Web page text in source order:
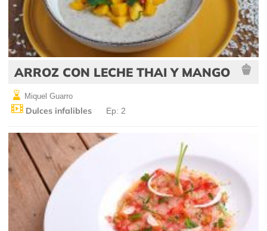
ARROZ CON LECHE THAI Y MANGO
Miquel Guarro
Dulces infalibles Ep: 2